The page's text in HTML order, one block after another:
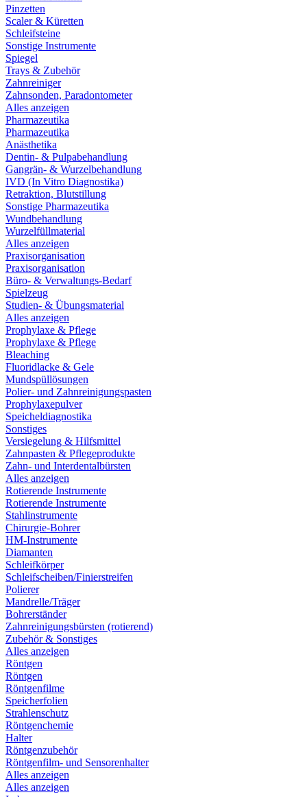
Pinzetten
Scaler & Küretten
Schleifsteine
Sonstige Instrumente
Spiegel
Trays & Zubehör
Zahnreiniger
Zahnsonden, Paradontometer
Alles anzeigen
Pharmazeutika
Pharmazeutika
Anästhetika
Dentin- & Pulpabehandlung
Gangrän- & Wurzelbehandlung
IVD (In Vitro Diagnostika)
Retraktion, Blutstillung
Sonstige Pharmazeutika
Wundbehandlung
Wurzelfüllmaterial
Alles anzeigen
Praxisorganisation
Praxisorganisation
Büro- & Verwaltungs-Bedarf
Spielzeug
Studien- & Übungsmaterial
Alles anzeigen
Prophylaxe & Pflege
Prophylaxe & Pflege
Bleaching
Fluoridlacke & Gele
Mundspüllösungen
Polier- und Zahnreinigungspasten
Prophylaxepulver
Speicheldiagnostika
Sonstiges
Versiegelung & Hilfsmittel
Zahnpasten & Pflegeprodukte
Zahn- und Interdentalbürsten
Alles anzeigen
Rotierende Instrumente
Rotierende Instrumente
Stahlinstrumente
Chirurgie-Bohrer
HM-Instrumente
Diamanten
Schleifkörper
Schleifscheiben/Finierstreifen
Polierer
Mandrelle/Träger
Bohrerständer
Zahnreinigungsbürsten (rotierend)
Zubehör & Sonstiges
Alles anzeigen
Röntgen
Röntgen
Röntgenfilme
Speicherfolien
Strahlenschutz
Röntgenchemie
Halter
Röntgenzubehör
Röntgenfilm- und Sensorenhalter
Alles anzeigen
Alles anzeigen